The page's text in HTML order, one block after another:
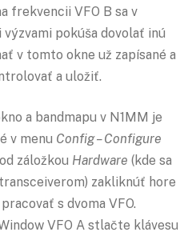
frekvencii VFO B sa v
pokúša dovolať inú
v tomto okne už zapísané a
a uložiť.
a bandmapu v N1MM je
v menu Config – Configure
záložkou Hardware (kde sa
zakliknúť hore
s dvoma VFO.
VFO A stlačte klávesu